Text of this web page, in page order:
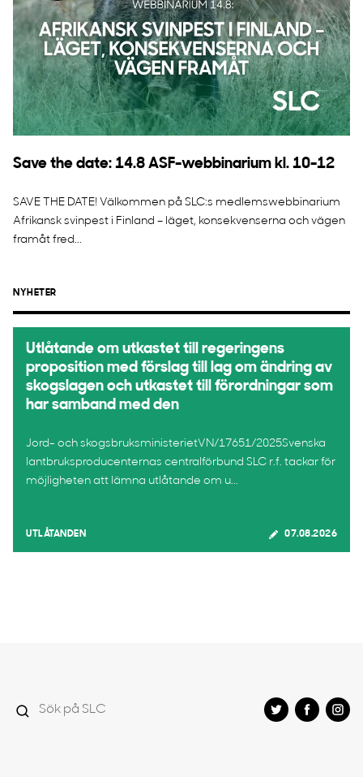
Save the date: 14.8 ASF-webbinarium kl. 10-12
SAVE THE DATE! Välkommen på SLC:s medlemswebbinarium
Afrikansk svinpest i Finland – läget, konsekvenserna och vägen
framåt fred...
NYHETER
Utlåtande om utkastet till regeringens
proposition med förslag till lag om ändring av
skogslagen och utkastet till förordningar som
har samband med den
Jord- och skogsbruksministerietVN/17651/2025Svenska
lantbruksproducenternas centralförbund SLC r.f. tackar för
möjligheten att lämna utlåtande om u...
UTLÅTANDEN 07.08.2026